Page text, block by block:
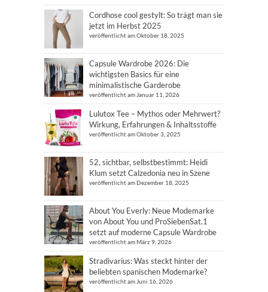
Cordhose cool gestylt: So trägt man sie
jetzt im Herbst 2025
veröffentlicht am Oktober 18, 2025
Capsule Wardrobe 2026: Die
wichtigsten Basics für eine
minimalistische Garderobe
veröffentlicht am Januar 11, 2026
Lulutox Tee – Mythos oder Mehrwert?
Wirkung, Erfahrungen & Inhaltsstoffe
veröffentlicht am Oktober 3, 2025
52, sichtbar, selbstbestimmt: Heidi
Klum setzt Calzedonia neu in Szene
veröffentlicht am Dezember 18, 2025
About You Everly: Neue Modemarke
von About You und ProSiebenSat.1
setzt auf moderne Capsule Wardrobe
veröffentlicht am März 9, 2026
Stradivarius: Was steckt hinter der
beliebten spanischen Modemarke?
veröffentlicht am Juni 16, 2026